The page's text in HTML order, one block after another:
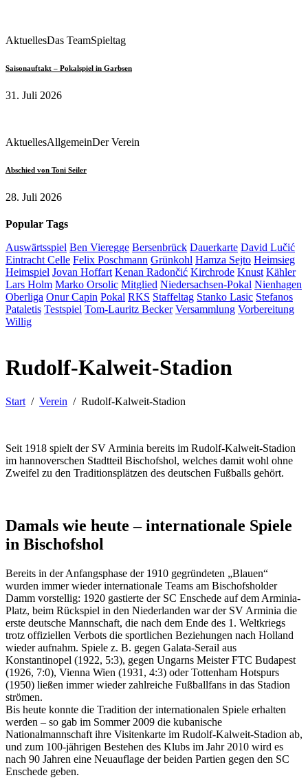
AktuellesDas TeamSpieltag
Saisonauftakt – Pokalspiel in Garbsen
31. Juli 2026
AktuellesAllgemeinDer Verein
Abschied von Toni Seiler
28. Juli 2026
Popular Tags
Auswärtsspiel Ben Vieregge Bersenbrück Dauerkarte David Lučić
Eintracht Celle Felix Poschmann Grünkohl Hamza Sejto Heimsieg
Heimspiel Jovan Hoffart Kenan Radončić Kirchrode Knust Kähler
Lars Holm Marko Orsolic Mitglied Niedersachsen-Pokal Nienhagen
Oberliga Onur Capin Pokal RKS Staffeltag Stanko Lasic Stefanos
Pataletis Testspiel Tom-Lauritz Becker Versammlung Vorbereitung
Willig
Rudolf-Kalweit-Stadion
Start Verein Rudolf-Kalweit-Stadion
Seit 1918 spielt der SV Arminia bereits im Rudolf-Kalweit-Stadion
im hannoverschen Stadtteil Bischofshol, welches damit wohl ohne
Zweifel zu den Traditionsplätzen des deutschen Fußballs gehört.
Damals wie heute – internationale Spiele
in Bischofshol
Bereits in der Anfangsphase der 1910 gegründeten „Blauen“
wurden immer wieder internationale Teams am Bischofsholder
Damm vorstellig: 1920 gastierte der SC Enschede auf dem Arminia-
Platz, beim Rückspiel in den Niederlanden war der SV Arminia die
erste deutsche Mannschaft, die nach dem Ende des 1. Weltkriegs
trotz offiziellen Verbots die sportlichen Beziehungen nach Holland
wieder aufnahm. Spiele z. B. gegen Galata-Serail aus
Konstantinopel (1922, 5:3), gegen Ungarns Meister FTC Budapest
(1926, 7:0), Vienna Wien (1931, 4:3) oder Tottenham Hotspurs
(1950) ließen immer wieder zahlreiche Fußballfans in das Stadion
strömen.
Bis heute konnte die Tradition der internationalen Spiele erhalten
werden – so gab im Sommer 2009 die kubanische
Nationalmannschaft ihre Visitenkarte im Rudolf-Kalweit-Stadion ab,
und zum 100-jährigen Bestehen des Klubs im Jahr 2010 wird es
nach 90 Jahren eine Neuauflage der beiden Partien gegen den SC
Enschede geben.